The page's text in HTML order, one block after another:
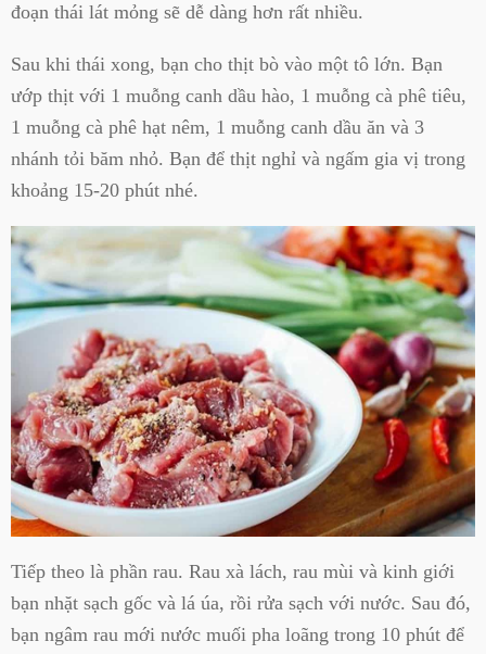
đoạn thái lát mỏng sẽ dễ dàng hơn rất nhiều.
Sau khi thái xong, bạn cho thịt bò vào một tô lớn. Bạn
ướp thịt với 1 muỗng canh dầu hào, 1 muỗng cà phê tiêu,
1 muỗng cà phê hạt nêm, 1 muỗng canh dầu ăn và 3
nhánh tỏi băm nhỏ. Bạn để thịt nghỉ và ngấm gia vị trong
khoảng 15-20 phút nhé.
Tiếp theo là phần rau. Rau xà lách, rau mùi và kinh giới
bạn nhặt sạch gốc và lá úa, rồi rửa sạch với nước. Sau đó,
bạn ngâm rau mới nước muối pha loãng trong 10 phút để